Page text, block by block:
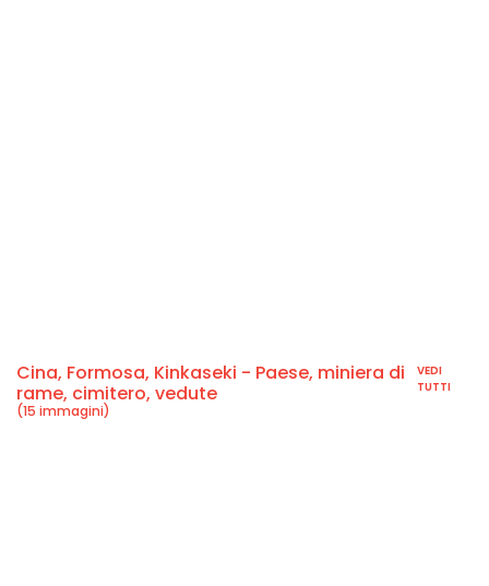
Cina, Formosa, Kinkaseki - Paese, miniera di
rame, cimitero, vedute
(15 immagini)
VEDI
TUTTI